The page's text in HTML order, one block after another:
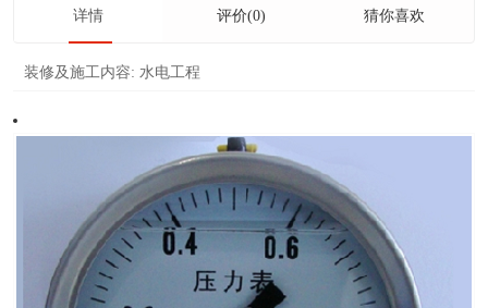
详情 评价(0) 猜你喜欢
装修及施工内容: 水电工程